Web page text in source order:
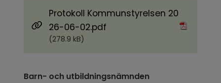
Protokoll Kommunstyrelsen 20
26-06-02.pdf
(278.9 kB)
Barn- och utbildningsnämnden